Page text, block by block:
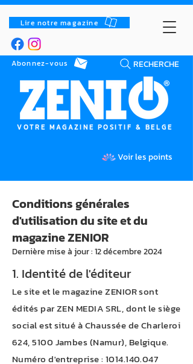
Lire notre magazine
RECHERCHE
Abonnez-vous
VOTRE MAGAZINE POSITIF & BELGE
Voir les points
Conditions générales
d'utilisation du site et du
magazine ZENIOR
Dernière mise à jour : 12 décembre 2024
1. Identité de l'éditeur
Le site et le magazine ZENIOR sont
édités par ZEN MEDIA SRL, dont le siège
social est situé à Chaussée de Charleroi
624, 5100 Jambes (Namur), Belgique.
Numéro d'entreprise : 1014.140.047